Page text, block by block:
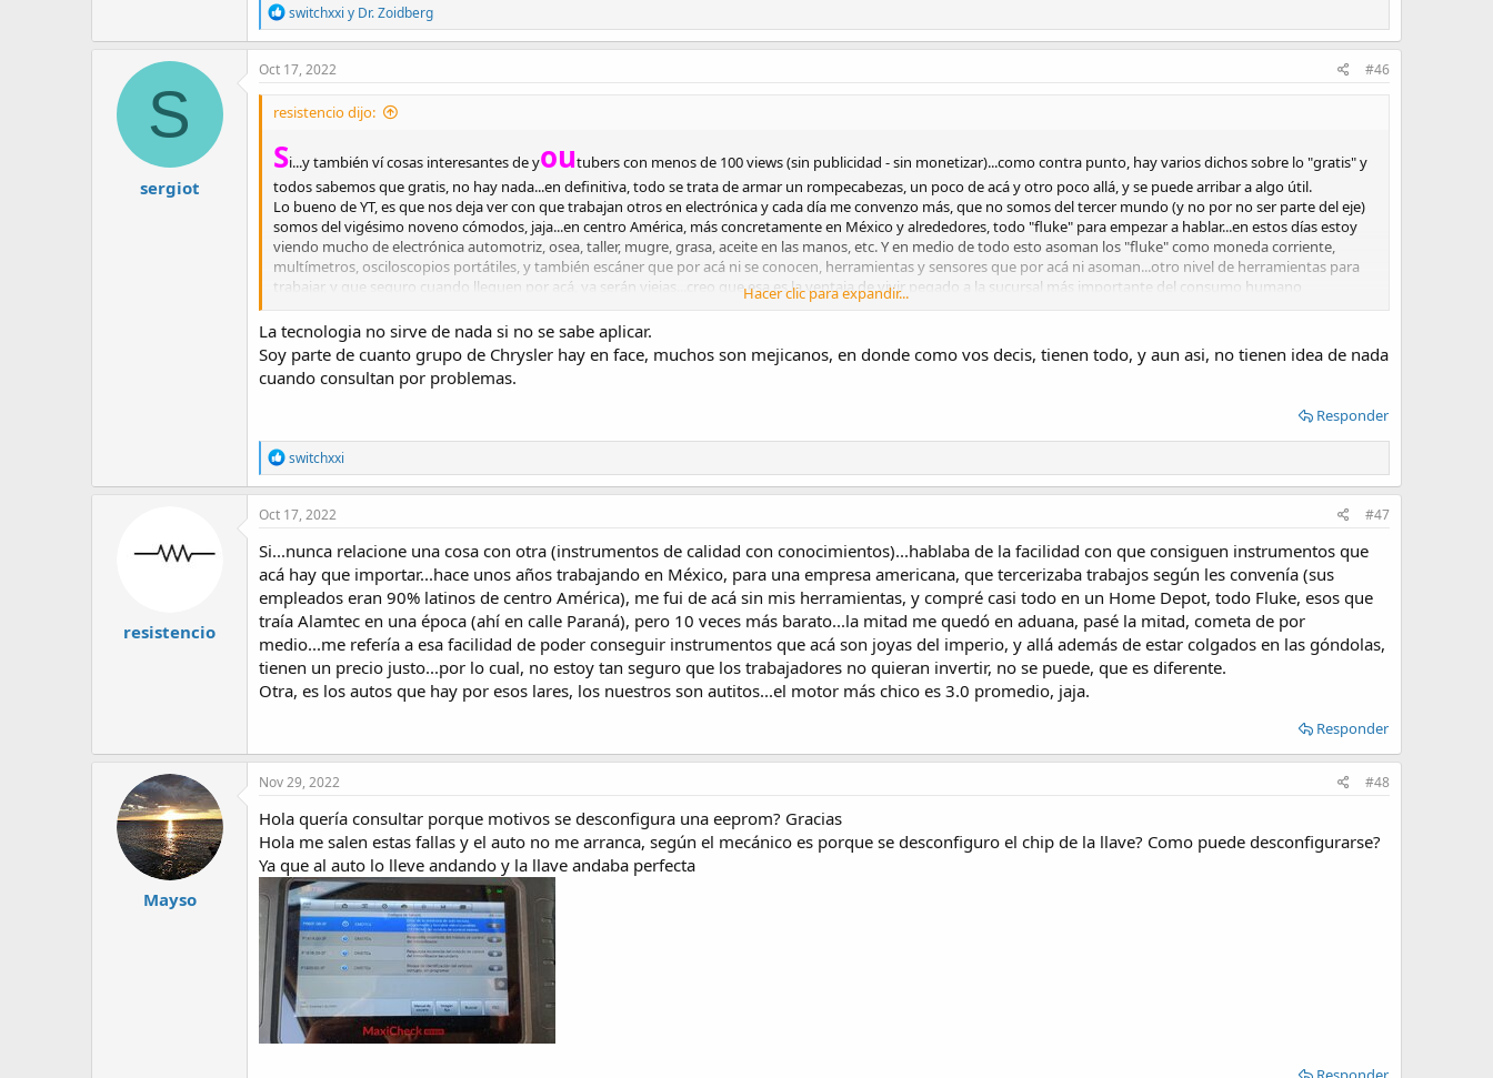
R
e
a
c
o
s
:
switchxxi y Dr. Zoidberg
S
sergiot
Oct 17, 2022 #46
resistencio dijo:
Si...y también ví cosas interesantes de youtubers con menos de 100 views (sin publicidad - sin monetizar)...como contra punto, hay varios dichos sobre lo "gratis" y
todos sabemos que gratis, no hay nada...en definitiva, todo se trata de armar un rompecabezas, un poco de acá y otro poco allá, y se puede arribar a algo útil.
Lo bueno de YT, es que nos deja ver con que trabajan otros en electrónica y cada día me convenzo más, que no somos del tercer mundo (y no por no ser parte del eje)
somos del vigésimo noveno cómodos, jaja...en centro América, más concretamente en México y alrededores, todo "fluke" para empezar a hablar...en estos días estoy
viendo mucho de electrónica automotriz, osea, taller, mugre, grasa, aceite en las manos, etc. Y en medio de todo esto asoman los "fluke" como moneda corriente,
multímetros, osciloscopios portátiles, y también escáner que por acá ni se conocen, herramientas y sensores que por acá ni asoman...otro nivel de herramientas para
trabajar, y que seguro cuando lleguen por acá, ya serán viejas...creo que esa es la ventaja de vivir pegado a la sucursal más importante del consumo humano
Hacer clic para expandir...
La tecnologia no sirve de nada si no se sabe aplicar.
Soy parte de cuanto grupo de Chrysler hay en face, muchos son mejicanos, en donde como vos decis, tienen todo, y aun asi, no tienen idea de nada
cuando consultan por problemas.
Responder
R
e
a
c
i
o
n
s
:
switchxxi
resistencio
Oct 17, 2022 #47
Si...nunca relacione una cosa con otra (instrumentos de calidad con conocimientos)...hablaba de la facilidad con que consiguen instrumentos que
acá hay que importar...hace unos años trabajando en México, para una empresa americana, que tercerizaba trabajos según les convenía (sus
empleados eran 90% latinos de centro América), me fui de acá sin mis herramientas, y compré casi todo en un Home Depot, todo Fluke, esos que
traía Alamtec en una época (ahí en calle Paraná), pero 10 veces más barato...la mitad me quedó en aduana, pasé la mitad, cometa de por
medio...me refería a esa facilidad de poder conseguir instrumentos que acá son joyas del imperio, y allá además de estar colgados en las góndolas,
tienen un precio justo...por lo cual, no estoy tan seguro que los trabajadores no quieran invertir, no se puede, que es diferente.
Otra, es los autos que hay por esos lares, los nuestros son autitos...el motor más chico es 3.0 promedio, jaja.
Responder
Mayso
Nov 29, 2022 #48
Hola quería consultar porque motivos se desconfigura una eeprom? Gracias
Hola me salen estas fallas y el auto no me arranca, según el mecánico es porque se desconfiguro el chip de la llave? Como puede desconfigurarse?
Ya que al auto lo lleve andando y la llave andaba perfecta